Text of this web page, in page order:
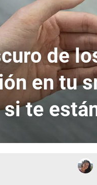
de
en tu
si te